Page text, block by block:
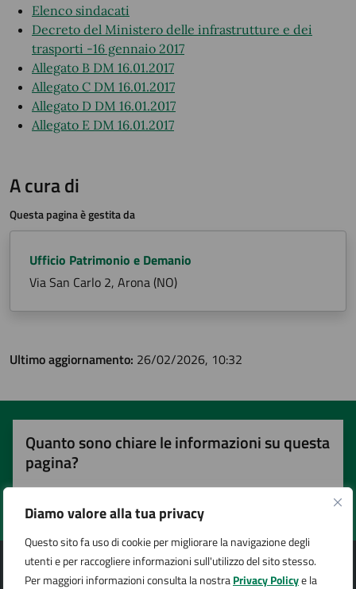
Diamo valore alla tua privacy
Questo sito fa uso di cookie per migliorare la navigazione degli
utenti e per raccogliere informazioni sull'utilizzo del sito stesso.
Per maggiori informazioni consulta la nostraPrivacy Policye la
Elenco sindacati
Decreto del Ministero delle infrastrutture e dei
trasporti -16 gennaio 2017
Allegato B DM 16.01.2017
Allegato C DM 16.01.2017
Allegato D DM 16.01.2017
Allegato E DM 16.01.2017
A cura di
Questa pagina è gestita da
Ufficio Patrimonio e Demanio
Via San Carlo 2, Arona (NO)
Ultimo aggiornamento: 26/02/2026, 10:32
Quanto sono chiare le informazioni su questa
pagina?
Valuta 5 stelle su 5
Valuta 4 stelle su 5
Valuta 3 stelle su 5
Valuta 2 stelle su 5
Valuta 1 stelle su 5